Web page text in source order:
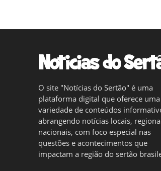
O site "Notícias do Sertão" é uma
plataforma digital que oferece uma
variedade de conteúdos
abrangendo notícias locais,
nacionais, com foco especial nas
questões e acontecimentos que
impactam a região do sertão